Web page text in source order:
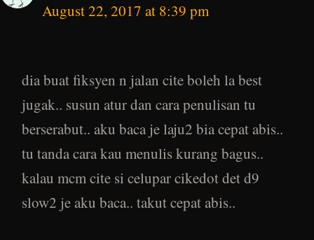
August 22, 2017 at 8:39 pm
dia buat fiksyen n jalan cite boleh la best
jugak.. susun atur dan cara penulisan tu
berserabut.. aku baca je laju2 bia cepat abis..
tu tanda cara kau menulis kurang bagus..
kalau mcm cite si celupar cikedot det d9
slow2 je aku baca.. takut cepat abis..